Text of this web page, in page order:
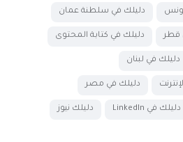
دليلك في سلطنة عمان
قطر دليلك في كتابة المحتوى
دليلك في لبنان
دليلك في مصر
دليلك في LinkedIn دليلك نيوز